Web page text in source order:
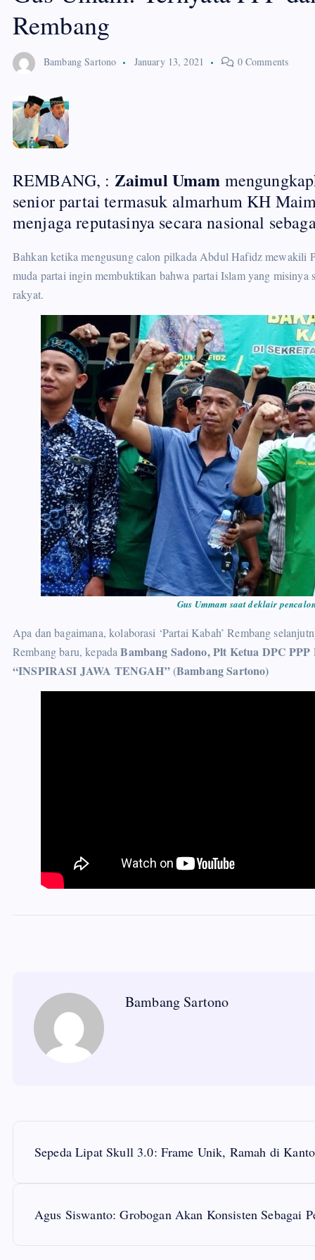
Rembang
Bambang Sartono January 13, 2021 0 Comments
REMBANG, : Zaimul Umam
senior partai termasuk almarhum KH
menjaga reputasinya secara nasional
Bahkan ketika mengusung calon pilkada Abdul Hafidz mewakili
muda partai ingin membuktikan bahwa partai Islam yang misinya
rakyat.
Gus Ummam saat deklair
Apa dan bagaimana, kolaborasi ‘Partai Kabah’ Rembang
Rembang baru, kepadaBambang Sadono,Plt Ketua DPC PPP
“INSPIRASI JAWA TENGAH”(Bambang Sartono)
Bambang Sartono
Sepeda Lipat Skull 3.0: Frame Unik, Ramah di
Agus Siswanto: Grobogan Akan Konsisten Sebagai